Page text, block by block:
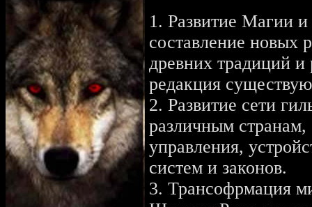
1. Развитие Магии
составление новых
древних традиций
редакция
2. Развитие сети
различным
управления,
систем и законов.
3. Трансофрмация